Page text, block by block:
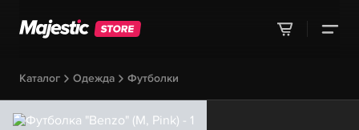
Каталог Одежда Футболки